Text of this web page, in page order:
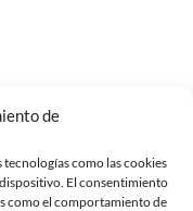
de
como las cookies
El consentimiento
como el comportamiento de
DEL CE